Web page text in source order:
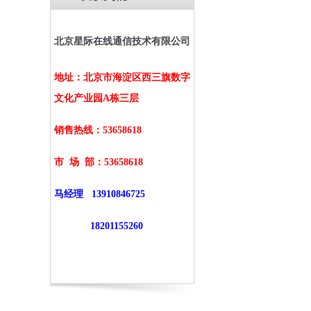
北京星际在线通信技术有限公司
地址：北京市海淀区西三旗数字
文化产业园A栋三层
销售热线：53658618
市 场 部： 53658618
马经理 13910846725
18201155260